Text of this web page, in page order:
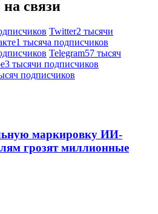
связи
Twitter2 тысячи
1 тысяча подписчиков
Telegram57 тысяч
3 тысячи подписчиков
подписчиков
маркировку ИИ-
грозят миллионные